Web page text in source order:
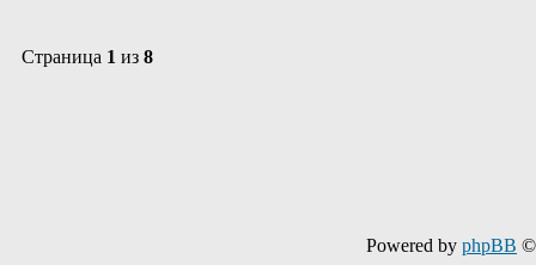
Страница 1 из 8
Powered by phpBB ©